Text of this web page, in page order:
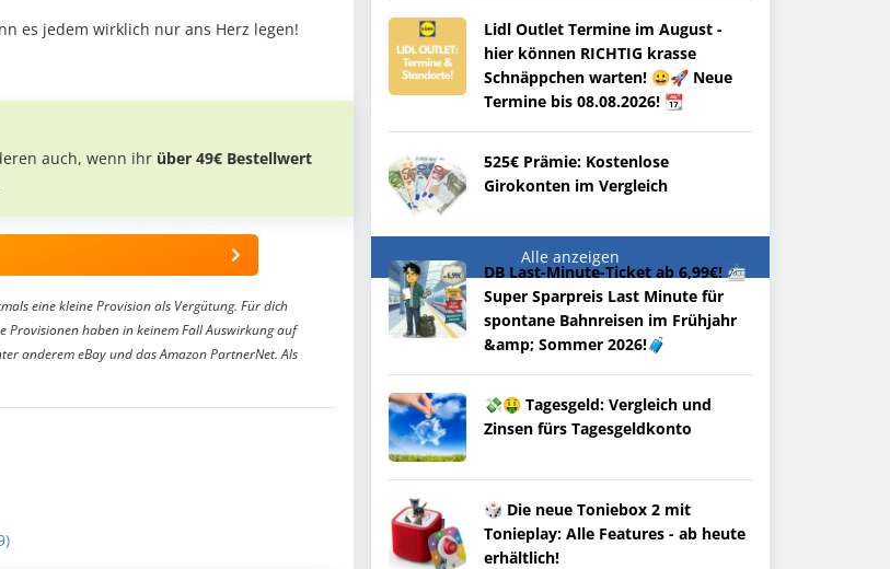
es jedem wirklich nur ans Herz legen!
auch, wenn ihr über 49€ Bestellwert
eine kleine Provision als Vergütung. Für dich
Provisionen haben in keinem Fall Auswirkung auf
anderem eBay und das Amazon PartnerNet. Als
Lidl Outlet Termine im August -
hier können RICHTIG krasse
Schnäppchen warten! 😀🚀 Neue
Termine bis 08.08.2026! 📆
525€ Prämie: Kostenlose
Girokonten im Vergleich
Alle anzeigen
DB Last-Minute-Ticket ab 6,99€! 🚈
Super Sparpreis Last Minute für
spontane Bahnreisen im Frühjahr
&amp; Sommer 2026!🧳
💸🤑 Tagesgeld: Vergleich und
Zinsen fürs Tagesgeldkonto
🎲 Die neue Toniebox 2 mit
Tonieplay: Alle Features - ab heute
erhältlich!